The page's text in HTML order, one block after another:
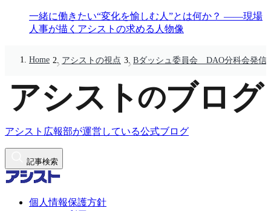
一緒に働きたい“変化を愉しむ人”とは何か？ ――現場
人事が描くアシストの求める人物像
Home アシストの視点 Bダッシュ委員会 DAO分科会発信
アシスト広報部が運営している公式ブログ
記事検索
個人情報保護方針